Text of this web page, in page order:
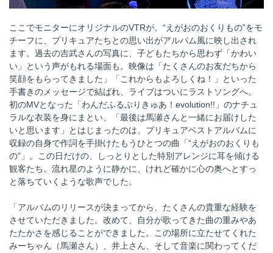
ここでモニターにオリジナルのVTRが。“えがおのおくりもの”をモ
チーフに、プリキュアたちとの思い出がアルバム風に映し出され
ます。過去の吉武さんの写真に、子どもたちから思わず「かわい
い」という声がもれる場面も。映像は「たくさんのお友だちから
笑顔をもらってきました」「これからもよろしくね！」といった
手書きのメッセージで結ばれ、ライブはついにラストソングへ。
初のMVとなった「わんだふるぷりきゅあ！evolution!!」のナチュ
ラルな衣装を身にまとい、「最後は馬瀬さんと一緒にお届けした
いと思います」とはじまったのは、プリキュアベストアルバムに
収録の自身で作詞を手掛けたもうひとつの曲「“えがおのおくりも
の”」。この日だけの、しっとりとした特別アレンジに耳を傾ける
観客たち。流れ星のように静かに、けれど確かに心の奥へとすっ
と落ちていくような歌声でした。
「アルバムのリリースが決まってから、たくさんの貴重な経験を
させていただきました。改めて、自分が歌ってきた曲の重みやあ
たたかさを感じることができました。この場所に立たせてくれた
みーちゃん（馬瀬さん）、井上さん、そして音楽に関わってくだ